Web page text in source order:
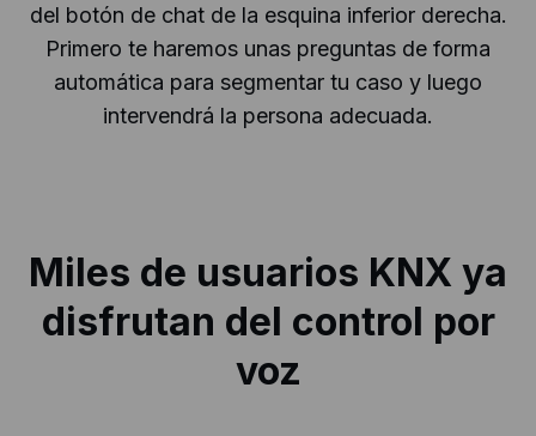
del botón de chat de la esquina inferior derecha.
Primero te haremos unas preguntas de forma
automática para segmentar tu caso y luego
intervendrá la persona adecuada.
Miles de usuarios KNX ya
disfrutan del control por
voz